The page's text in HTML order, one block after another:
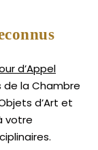
d’Appel
de laChambre
d’Art et
votre